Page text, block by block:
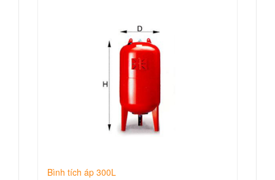
Bình tích áp 300L